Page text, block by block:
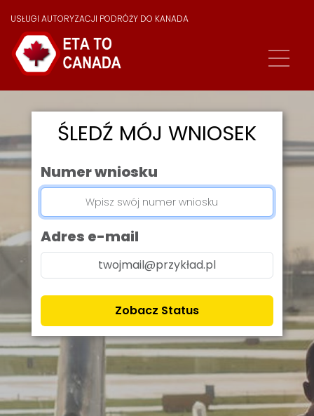
USŁUGI AUTORYZACJI PODRÓŻY DO KANADA
ŚLEDŹ MÓJ WNIOSEK
Numer wniosku
Adres e-mail
Zobacz Status